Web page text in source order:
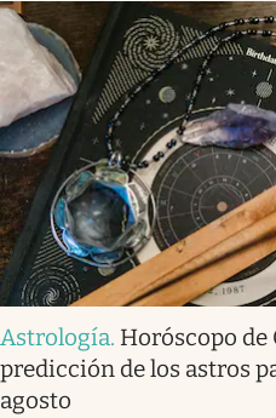
Astrología. Horóscopo
predicción de los astros
agosto